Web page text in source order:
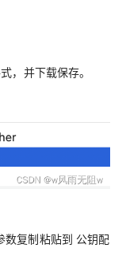
，并下载保存。
数复制粘贴到 公钥配